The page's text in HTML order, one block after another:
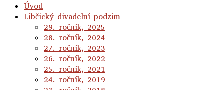
Úvod
Libčický divadelní podzim
29. ročník, 2025
28. ročník, 2024
27. ročník, 2023
26. ročník, 2022
25. ročník, 2021
24. ročník, 2019